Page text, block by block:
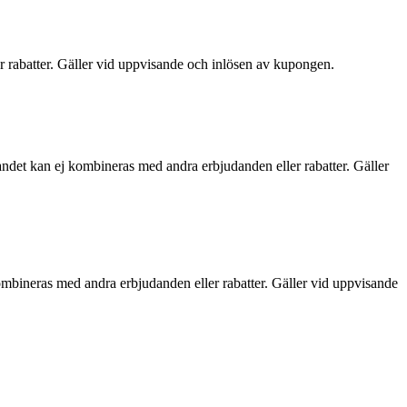
Gäller vid uppvisande och inlösen av kupongen.
kan ej kombineras med andra erbjudanden eller rabatter. Gäller
med andra erbjudanden eller rabatter. Gäller vid uppvisande